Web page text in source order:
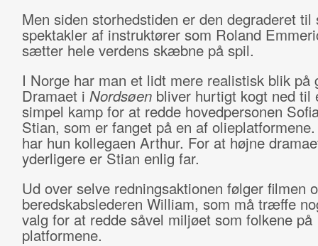
Men siden storhedstiden er den degraderet til
spektakler af instruktører som Roland
sætter hele verdens skæbne på spil.
I Norge har man et lidt mere realistisk blik på
Dramaet i Nordsøenbliver hurtigt kogt ned til
simpel kamp for at redde hovedpersonen
Stian, som er fanget på en af
har hun kollegaen Arthur. For at højne
yderligere er Stian enlig far.
Ud over selve redningsaktionen følger filmen
beredskabslederen William, som må træffe
valg for at redde såvel miljøet som folkene på
platformene.